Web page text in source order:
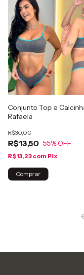
Conjunto Top e
Rafaela
R$13,50
R$30,00
55% OFF
R$13,23 com Pix
Comprar